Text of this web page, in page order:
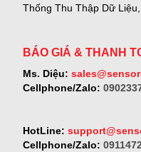
Thống Thu Thập Dữ
BÁO GIÁ & THANH
Ms. Diệu:
Cellphone/Zalo:
HotLine:
Cellphone/Zalo: